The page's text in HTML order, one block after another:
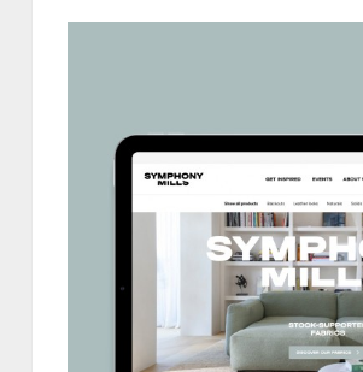
o
&
S
y
m
p
h
o
n